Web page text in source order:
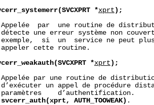
*xprt );
par  une routine de
une erreur système non
si  un  service ne peut
cette routine.
*xprt );
par une routine de
un appel de procédure
d’authentification.
svcerr_auth(xprt,
AUTH_TOOWEAK) .